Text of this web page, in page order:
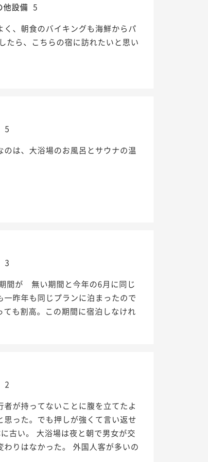
他設備 5
、朝食のバイキングも海鮮からパ
たら、こちらの宿に訪れたいと思い
5
は、大浴場のお風呂とサウナの温
3
間が 無い期間と今年の6月に同じ
昨年も同じプランに泊まったので
も割高。この期間に宿泊しなけれ
2
が持ってないことに腹を立てたよ
った。でも押しが強くて言い返せ
古い。 大浴場は夜と朝で男女が交
りはなかった。 外国人客が多いの